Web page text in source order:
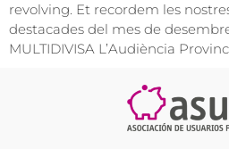
revolving. Et recordem les
destacades del mes de
MULTIDIVISA L’Audiència